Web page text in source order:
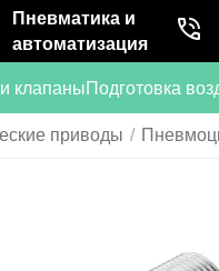
Пневматика и
автоматизация
клапаныПодготовка
приводы /